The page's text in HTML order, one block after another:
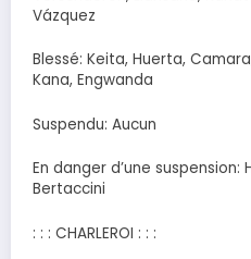
Vázquez
Blessé: Keita, Huerta,
Kana, Engwanda
Suspendu: Aucun
En danger d’une suspension:
Bertaccini
: : : CHARLEROI : : :